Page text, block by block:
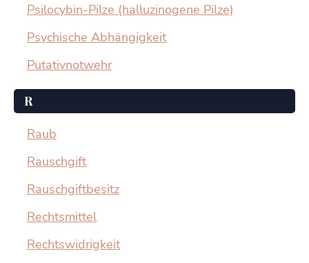
Psilocybin-Pilze (halluzinogene Pilze)
Psychische Abhängigkeit
Putativnotwehr
R
Raub
Rauschgift
Rauschgiftbesitz
Rechtsmittel
Rechtswidrigkeit